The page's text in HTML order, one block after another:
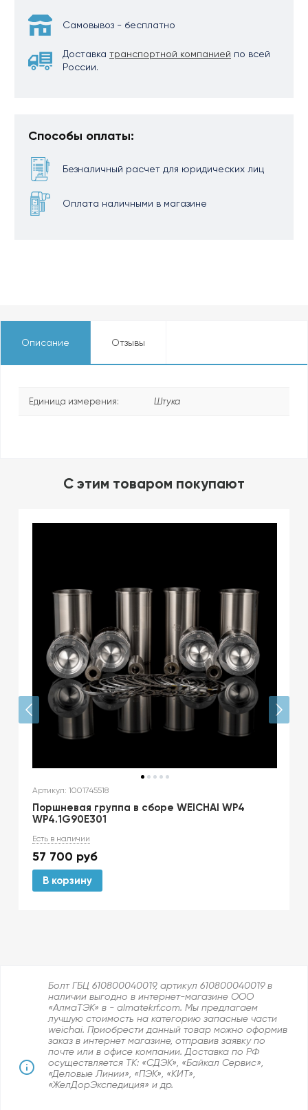
Самовывоз - бесплатно
Доставка транспортной компанией по всей
России.
Способы оплаты:
Безналичный расчет для юридических лиц
Оплата наличными в магазине
Описание Отзывы
Единица измерения: Штука
C этим товаром покупают
Артикул: 1001745518
Поршневая группа в сборе WEICHAI WP4
WP4.1G90E301
Есть в наличии
57 700 руб
В корзину
Болт ГБЦ 610800040019, артикул 610800040019 в
наличии выгодно в интернет-магазине ООО
«АлмаТЭК» в - almatekrf.com. Мы предлагаем
лучшую стоимость на категорию запасные части
weichai. Приобрести данный товар можно оформив
заказ в интернет магазине, отправив заявку по
почте или в офисе компании. Доставка по РФ
осуществляется ТК: «СДЭК», «Байкал Сервис»,
«Деловые Линии», «ПЭК», «КИТ»,
«ЖелДорЭкспедиция» и др.